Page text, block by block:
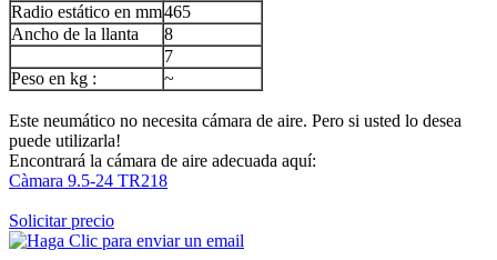
Radio estático en mm465
Ancho de la llanta
8
7
Peso en kg :
~
Este neumático no necesita cámara de aire. Pero si usted lo desea
puede utilizarla!
Encontrará la cámara de aire adecuada aquí:
Càmara 9.5-24 TR218
Solicitar precio